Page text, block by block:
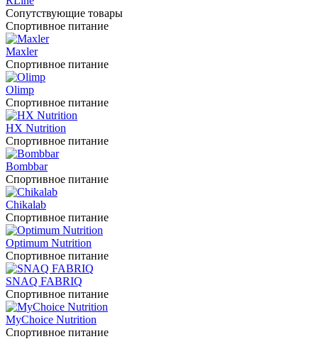
Сопутствующие товары
Спортивное питание
Maxler
Спортивное питание
Olimp
Спортивное питание
HX Nutrition
Спортивное питание
Bombbar
Спортивное питание
Chikalab
Спортивное питание
Optimum Nutrition
Спортивное питание
SNAQ FABRIQ
Спортивное питание
MyChoice Nutrition
Спортивное питание